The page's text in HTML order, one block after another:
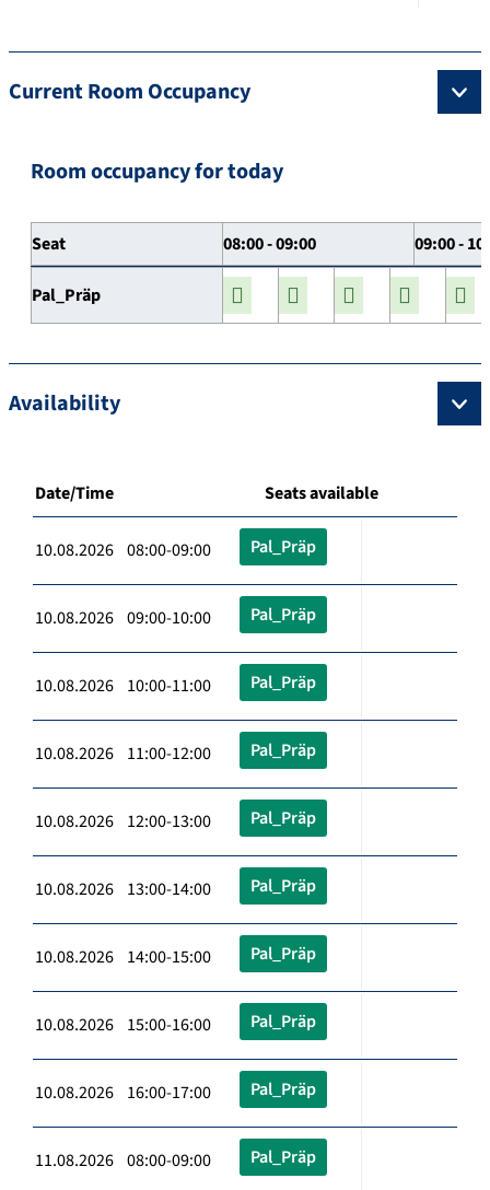
Current Room Occupancy
Room occupancy for today
Seat 08:00 - 09:00 09:00 -
Pal_Präp
Availability
Date/Time Seats available
10.08.2026 08:00-09:00 Pal_Präp
10.08.2026 09:00-10:00 Pal_Präp
10.08.2026 10:00-11:00 Pal_Präp
10.08.2026 11:00-12:00 Pal_Präp
10.08.2026 12:00-13:00 Pal_Präp
10.08.2026 13:00-14:00 Pal_Präp
10.08.2026 14:00-15:00 Pal_Präp
10.08.2026 15:00-16:00 Pal_Präp
10.08.2026 16:00-17:00 Pal_Präp
11.08.2026 08:00-09:00 Pal_Präp